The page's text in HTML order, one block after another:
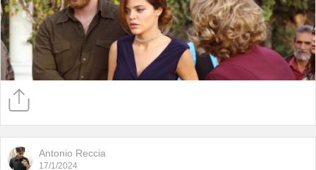
Antonio Reccia
17/1/2024